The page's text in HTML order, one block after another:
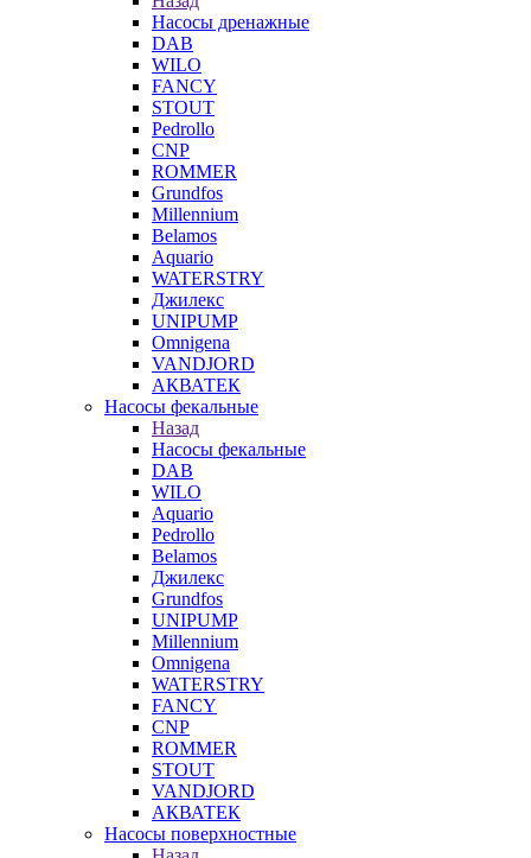
Насосы дренажные
DAB
WILO
FANCY
STOUT
Pedrollo
CNP
ROMMER
Grundfos
Millennium
Belamos
Aquario
WATERSTRY
Джилекс
UNIPUMP
Omnigena
VANDJORD
АКВАТЕК
Насосы фекальные
Назад
Насосы фекальные
DAB
WILO
Aquario
Pedrollo
Belamos
Джилекс
Grundfos
UNIPUMP
Millennium
Omnigena
WATERSTRY
FANCY
CNP
ROMMER
STOUT
VANDJORD
АКВАТЕК
Насосы поверхностные